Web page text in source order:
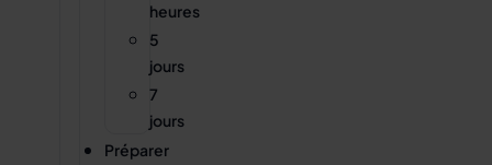
heures
5
jours
7
jours
Préparer